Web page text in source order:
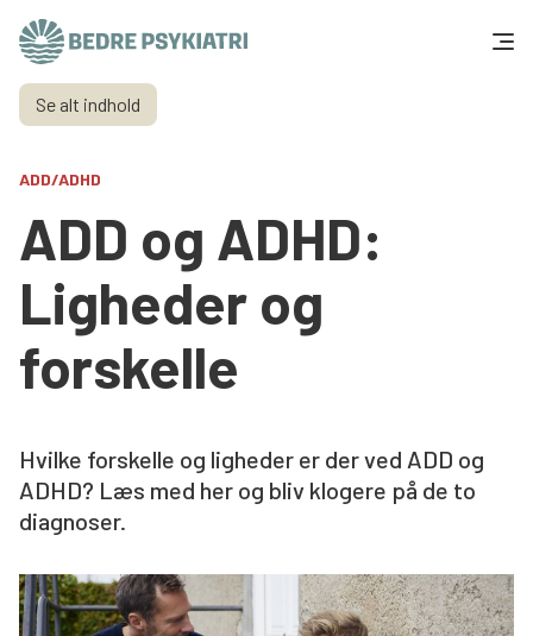
Skip to content
Få hjælp
Tal og fakta
Om os
Vær med
Presse og politik
Støt os
Søg
Se alt indhold
ADD/ADHD
ADD og ADHD:
Ligheder og
forskelle
Hvilke forskelle og ligheder er der ved ADD og
ADHD? Læs med her og bliv klogere på de to
diagnoser.